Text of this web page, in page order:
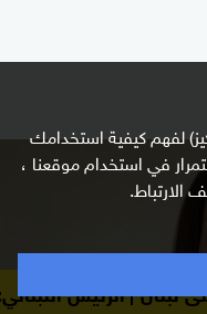
لفهم كيفية استخدامك
في استخدام موقعنا ،
الارتباط.
اللبناني: يجري